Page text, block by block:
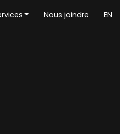
Nous joindre EN